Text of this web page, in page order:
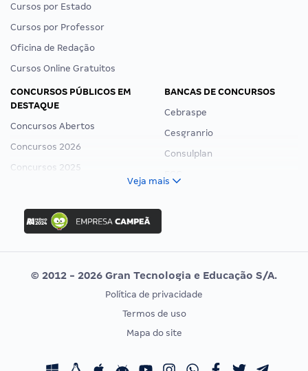
Cursos por Estado
Cursos por Professor
Oficina de Redação
Cursos Online Gratuitos
CONCURSOS PÚBLICOS EM
DESTAQUE
Concursos Abertos
Concursos 2026
Concursos 2025
Concurso Ibama
Concurso MPU
Editais publicados
BANCAS DE CONCURSOS
Cebraspe
Cesgranrio
Consulplan
Vunesp
CONCURSOS POR PROFISSÃO
Concursos Fiscais
EXAME DE ORDEM
Calendário OAB
Veja mais
© 2012 - 2026 Gran Tecnologia e Educação S/A.
Política de privacidade
Termos de uso
Mapa do site